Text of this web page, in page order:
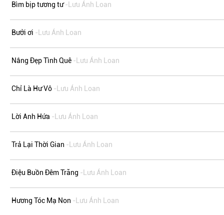
Bìm bịp tương tư -Lưu Ánh Loan
Bưởi ơi -Lưu Ánh Loan
Nắng Đẹp Tình Quê -Lưu Ánh Loan
Chỉ Là Hư Vô -Lưu Ánh Loan
Lời Anh Hứa -Lưu Ánh Loan
Trả Lại Thời Gian -Lưu Ánh Loan
Điệu Buồn Đêm Trăng -Lưu Ánh Loan
Hương Tóc Mạ Non -Lưu Ánh Loan